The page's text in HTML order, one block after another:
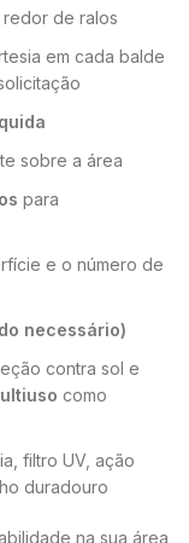
de ralos
em cada balde
sobre a área
para
e o número de
necessário)
contra sol e
como
filtro UV, ação
duradouro
na sua área